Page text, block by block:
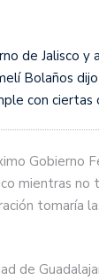
de Jalisco y
Bolaños
con ciertas
Gobierno
mientras no
tomaría
de